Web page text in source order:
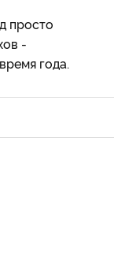
просто
-
года.